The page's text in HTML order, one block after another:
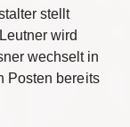
stellt
wird
wechselt in
Posten bereits